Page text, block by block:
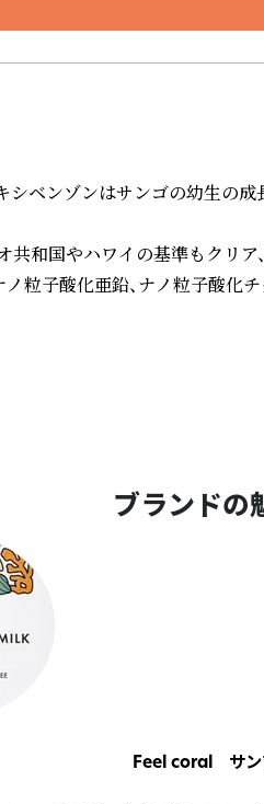
ゾンはサンゴの幼生
国やハワイの基準もクリア
化亜鉛、ナノ粒子酸化チ
ブランドの
Feel coral サン